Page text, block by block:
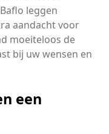
leggen
aandacht voor
moeiteloos de
bij uw wensen en
een